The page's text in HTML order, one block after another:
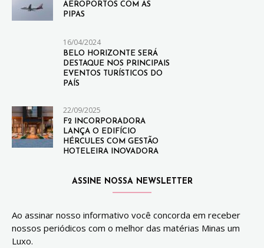
AEROPORTOS COM AS
PIPAS
16/04/2024
BELO HORIZONTE SERÁ
DESTAQUE NOS PRINCIPAIS
EVENTOS TURÍSTICOS DO
PAÍS
22/09/2025
F2 INCORPORADORA
LANÇA O EDIFÍCIO
HÉRCULES COM GESTÃO
HOTELEIRA INOVADORA
ASSINE NOSSA NEWSLETTER
Ao assinar nosso informativo você concorda em receber
nossos periódicos com o melhor das matérias Minas um
Luxo.